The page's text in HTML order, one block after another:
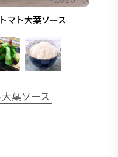
ト大葉ソース
葉ソース